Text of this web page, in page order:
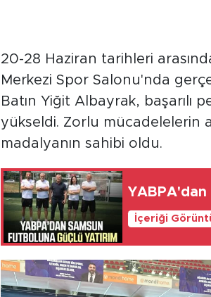
20-28 Haziran tarihleri
Merkezi Spor Salonu'nda
Batın Yiğit Albayrak, başarılı
yükseldi. Zorlu mücadelelerin
madalyanın sahibi oldu.
YABPA'dan
İçeriği